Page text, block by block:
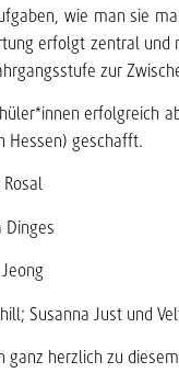
wie man sie
erfolgt zentral
zur
erfolgreich
Hessen) geschafft.
Dinges
Susanna Just und
ganz herzlich zu